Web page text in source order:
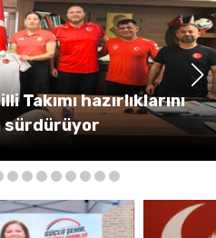
"Engelleri birlikte